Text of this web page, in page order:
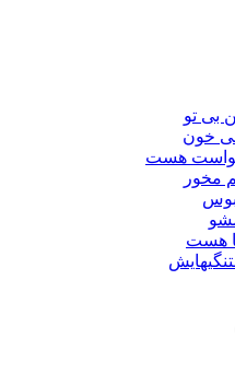
بی تو
خون
حواست هست
مخور
هست